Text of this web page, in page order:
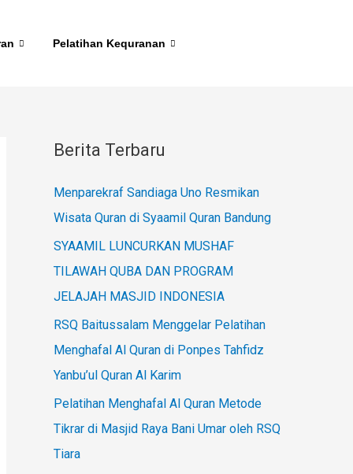
Pelatihan Kequranan
Berita Terbaru
Menparekraf Sandiaga Uno Resmikan
Wisata Quran di Syaamil Quran Bandung
SYAAMIL LUNCURKAN MUSHAF
TILAWAH QUBA DAN PROGRAM
JELAJAH MASJID INDONESIA
RSQ Baitussalam Menggelar Pelatihan
Menghafal Al Quran di Ponpes Tahfidz
Yanbu’ul Quran Al Karim
Pelatihan Menghafal Al Quran Metode
Tikrar di Masjid Raya Bani Umar oleh RSQ
Tiara